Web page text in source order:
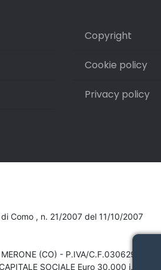
Copyright
Cookie policy
Privacy policy
Como , n. 21/2007 del 11/10/2007
(CO) - P.IVA/C.F.03062910132
SOCIALE Euro 30.000 i.v.